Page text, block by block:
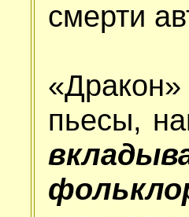
смерти
пьесы,